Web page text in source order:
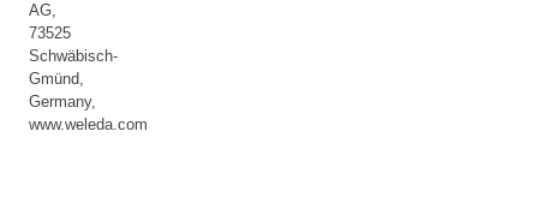
AG,
73525
Schwäbisch-
Gmünd,
Germany,
www.weleda.com